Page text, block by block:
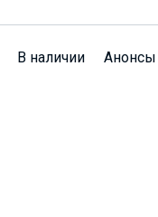
В наличии Анонсы